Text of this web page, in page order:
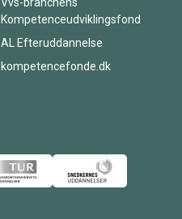
Kompetenceudviklingsfond
AL Efteruddannelse
kompetencefonde.dk